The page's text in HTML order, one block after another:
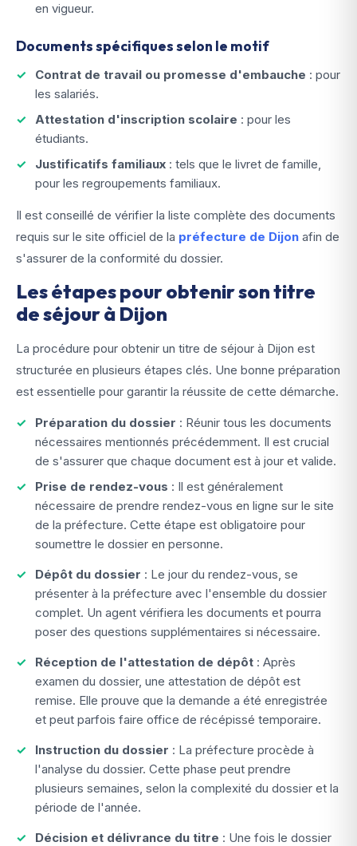
en vigueur.
Documents spécifiques selon le motif
Contrat de travail ou promesse d'embauche : pour
les salariés.
Attestation d'inscription scolaire : pour les
étudiants.
Justificatifs familiaux : tels que le livret de famille,
pour les regroupements familiaux.
Il est conseillé de vérifier la liste complète des documents
requis sur le site officiel de la préfecture de Dijon afin de
s'assurer de la conformité du dossier.
Les étapes pour obtenir son titre
de séjour à Dijon
La procédure pour obtenir un titre de séjour à Dijon est
structurée en plusieurs étapes clés. Une bonne préparation
est essentielle pour garantir la réussite de cette démarche.
Préparation du dossier : Réunir tous les documents
nécessaires mentionnés précédemment. Il est crucial
de s'assurer que chaque document est à jour et valide.
Prise de rendez-vous : Il est généralement
nécessaire de prendre rendez-vous en ligne sur le site
de la préfecture. Cette étape est obligatoire pour
soumettre le dossier en personne.
Dépôt du dossier : Le jour du rendez-vous, se
présenter à la préfecture avec l'ensemble du dossier
complet. Un agent vérifiera les documents et pourra
poser des questions supplémentaires si nécessaire.
Réception de l'attestation de dépôt : Après
examen du dossier, une attestation de dépôt est
remise. Elle prouve que la demande a été enregistrée
et peut parfois faire office de récépissé temporaire.
Instruction du dossier : La préfecture procède à
l'analyse du dossier. Cette phase peut prendre
plusieurs semaines, selon la complexité du dossier et la
période de l'année.
Décision et délivrance du titre : Une fois le dossier